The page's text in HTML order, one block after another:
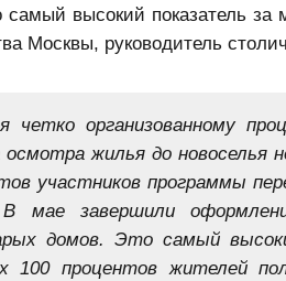
самый высокий показатель
Москвы, руководитель
четко организованному
жилья до новоселья
участников программы
В мае завершили
домов. Это самый
100 процентов жителей